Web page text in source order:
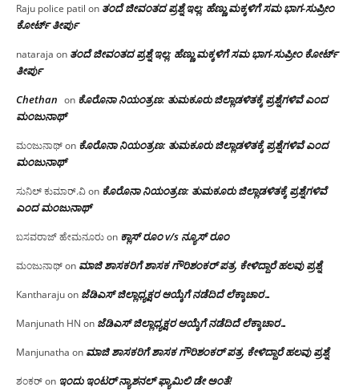
Raju police patil on ತಂದೆ ಜೀವಂತದ ಪ್ರಶ್ನೆ ಇಲ್ಲ: ಹೆಣ್ಣು ಮಕ್ಕಳಿಗೆ ಸಮ ಭಾಗ-ಸುಪ್ರೀಂ
ಕೋರ್ಟ್ ತೀರ್ಪು
nataraja on ತಂದೆ ಜೀವಂತದ ಪ್ರಶ್ನೆ ಇಲ್ಲ: ಹೆಣ್ಣು ಮಕ್ಕಳಿಗೆ ಸಮ ಭಾಗ-ಸುಪ್ರೀಂ ಕೋರ್ಟ್
ತೀರ್ಪು
Chethan on ಕೊರೊನಾ ನಿಯಂತ್ರಣ: ತುಮಕೂರು ಜಿಲ್ಲಾಡಳಿತಕ್ಕೆ ಪ್ರಶ್ನೆಗಳಿವೆ ಎಂದ
ಮಂಜು‌ನಾಥ್
ಮಂಜುನಾಥ್on ಕೊರೊನಾ ನಿಯಂತ್ರಣ: ತುಮಕೂರು ಜಿಲ್ಲಾಡಳಿತಕ್ಕೆ ಪ್ರಶ್ನೆಗಳಿವೆ ಎಂದ
ಮಂಜು‌ನಾಥ್
ಸುನಿಲ್ ಕುಮಾರ್.ವಿon ಕೊರೊನಾ ನಿಯಂತ್ರಣ: ತುಮಕೂರು ಜಿಲ್ಲಾಡಳಿತಕ್ಕೆ ಪ್ರಶ್ನೆಗಳಿವೆ
ಎಂದ ಮಂಜು‌ನಾಥ್
ಬಸವರಾಜ್ ಹೇಮನೂರುon ಕ್ಲಾಸ್ ರೂಂ v/s ನ್ಯೂಸ್ ರೂಂ
ಮಂಜುನಾಥ್on ಮಾಜಿ ಶಾಸಕರಿಗೆ ಶಾಸಕ ಗೌರಿಶಂಕರ್ ಪತ್ರ, ಕೇಳಿದ್ದಾರೆ ಹಲವು ಪ್ರಶ್ನೆ
Kantharajuon ಜೆಡಿಎಸ್ ಜಿಲ್ಲಾಧ್ಯಕ್ಷರ ಆಯ್ಕೆಗೆ ನಡೆದಿದೆ ಲೆಕ್ಕಾಚಾರ…
Manjunath HN on ಜೆಡಿಎಸ್ ಜಿಲ್ಲಾಧ್ಯಕ್ಷರ ಆಯ್ಕೆಗೆ ನಡೆದಿದೆ ಲೆಕ್ಕಾಚಾರ…
Manjunatha on ಮಾಜಿ ಶಾಸಕರಿಗೆ ಶಾಸಕ ಗೌರಿಶಂಕರ್ ಪತ್ರ, ಕೇಳಿದ್ದಾರೆ ಹಲವು ಪ್ರಶ್ನೆ
ಶಂಕರ್on ಇಂದು ಇಂಟರ್ ನ್ಯಾಶನಲ್ ಫ್ಯಾಮಿಲಿ ಡೇ ಅಂತೆ!